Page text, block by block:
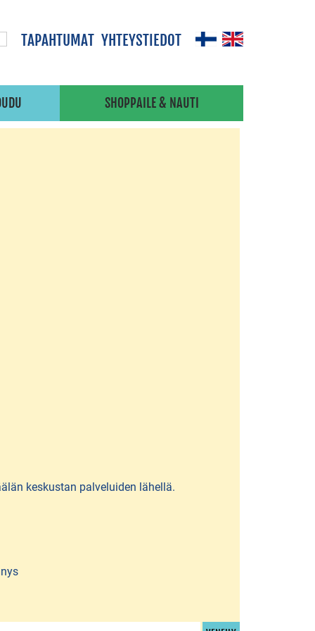
YHTEYSTIEDOT
TAPAHTUMAT
SHOPPAILE & NAUTI
keskustan palveluiden lähellä.